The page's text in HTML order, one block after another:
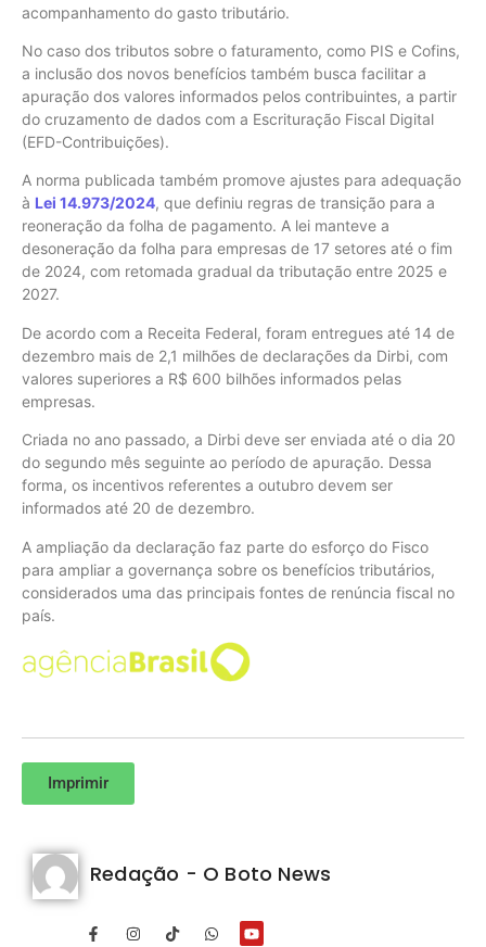
acompanhamento do gasto tributário.
No caso dos tributos sobre o faturamento, como PIS e Cofins,
a inclusão dos novos benefícios também busca facilitar a
apuração dos valores informados pelos contribuintes, a partir
do cruzamento de dados com a Escrituração Fiscal Digital
(EFD-Contribuições).
A norma publicada também promove ajustes para adequação
à Lei 14.973/2024, que definiu regras de transição para a
reoneração da folha de pagamento. A lei manteve a
desoneração da folha para empresas de 17 setores até o fim
de 2024, com retomada gradual da tributação entre 2025 e
2027.
De acordo com a Receita Federal, foram entregues até 14 de
dezembro mais de 2,1 milhões de declarações da Dirbi, com
valores superiores a R$ 600 bilhões informados pelas
empresas.
Criada no ano passado, a Dirbi deve ser enviada até o dia 20
do segundo mês seguinte ao período de apuração. Dessa
forma, os incentivos referentes a outubro devem ser
informados até 20 de dezembro.
A ampliação da declaração faz parte do esforço do Fisco
para ampliar a governança sobre os benefícios tributários,
considerados uma das principais fontes de renúncia fiscal no
país.
Imprimir
Redação - O Boto News